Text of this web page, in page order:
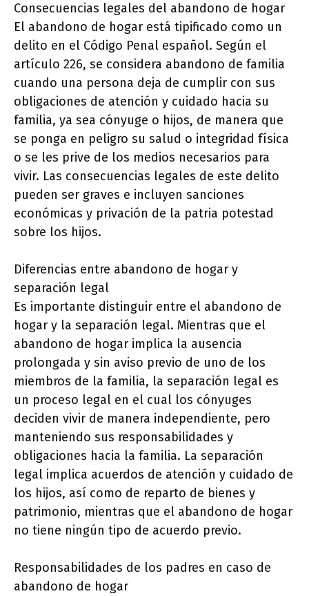
Consecuencias legales del abandono de hogar
El abandono de hogar está tipificado como un
delito en el Código Penal español. Según el
artículo 226, se considera abandono de familia
cuando una persona deja de cumplir con sus
obligaciones de atención y cuidado hacia su
familia, ya sea cónyuge o hijos, de manera que
se ponga en peligro su salud o integridad física
o se les prive de los medios necesarios para
vivir. Las consecuencias legales de este delito
pueden ser graves e incluyen sanciones
económicas y privación de la patria potestad
sobre los hijos.
Diferencias entre abandono de hogar y
separación legal
Es importante distinguir entre el abandono de
hogar y la separación legal. Mientras que el
abandono de hogar implica la ausencia
prolongada y sin aviso previo de uno de los
miembros de la familia, la separación legal es
un proceso legal en el cual los cónyuges
deciden vivir de manera independiente, pero
manteniendo sus responsabilidades y
obligaciones hacia la familia. La separación
legal implica acuerdos de atención y cuidado de
los hijos, así como de reparto de bienes y
patrimonio, mientras que el abandono de hogar
no tiene ningún tipo de acuerdo previo.
Responsabilidades de los padres en caso de
abandono de hogar